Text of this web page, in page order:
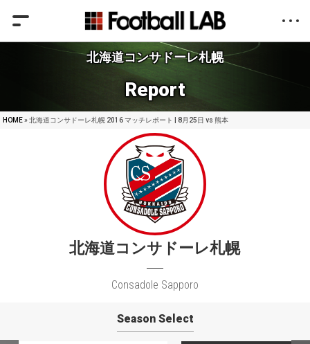
北海道コンサドーレ札幌
Report
HOME» 北海道コンサドーレ札幌 2016 マッチレポート | 8月25日 vs 熊本
北海道コンサドーレ札幌
Consadole Sapporo
Season Select